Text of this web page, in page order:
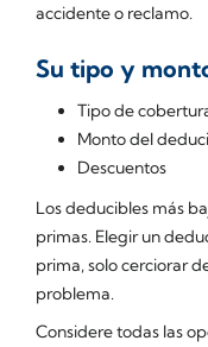
accidente o reclamo.
Su tipo y
Tipo de
Monto del
Descuentos
Los deducibles más
primas. Elegir un
prima, solo cerciorar
problema.
Considere todas las